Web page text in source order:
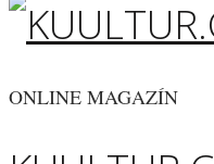
ONLINE MAGAZÍN